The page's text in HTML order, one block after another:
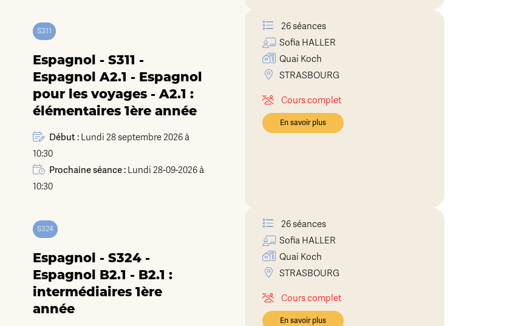
S311
Espagnol - S311 -
Espagnol A2.1 - Espagnol
pour les voyages - A2.1 :
élémentaires 1ère année
Début : Lundi 28 septembre 2026 à
10:30
Prochaine séance : Lundi 28-09-2026 à
10:30
26 séances
Sofia HALLER
Quai Koch
STRASBOURG
Cours complet
En savoir plus
S324
Espagnol - S324 -
Espagnol B2.1 - B2.1 :
intermédiaires 1ère
année
26 séances
Sofia HALLER
Quai Koch
STRASBOURG
Cours complet
En savoir plus